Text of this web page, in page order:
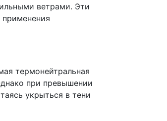
ветрами. Эти
термонейтральная
при превышении
укрыться в тени